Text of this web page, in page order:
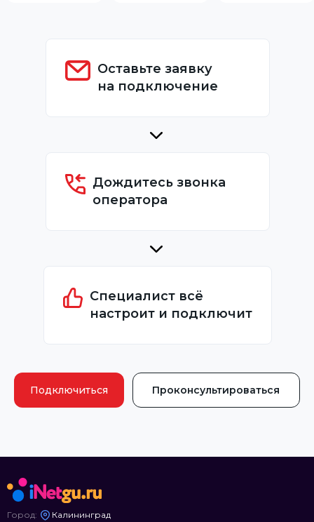
Оставьте заявку
на подключение
Дождитесь звонка
оператора
Специалист всё
настроит и подключит
Подключиться Проконсультироваться
Город: Калининград